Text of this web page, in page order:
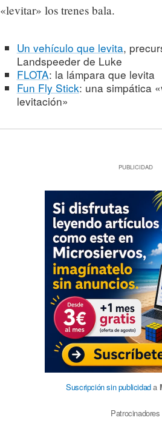
«levitar» los trenes bala.
Un vehículo que levita,
Landspeeder de Luke
FLOTA: la lámpara que levita
Fun Fly Stick: una simpática
levitación»
PUBLICIDAD
Suscripción sin publicidada
Patrocinadores